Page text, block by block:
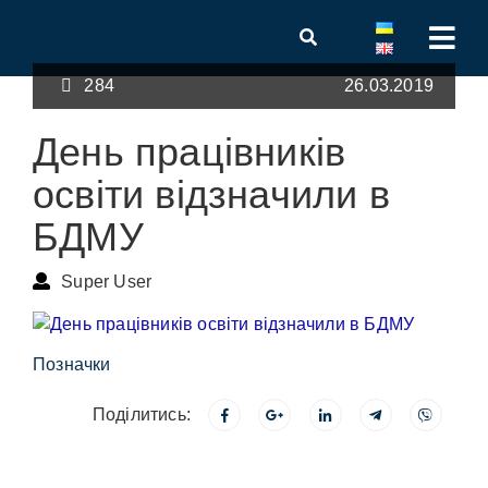
284 26.03.2019
День працівників
освіти відзначили в
БДМУ
Super User
Позначки
Поділитись: